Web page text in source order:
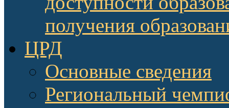
получения
ЦРД
Основные сведения
Региональный